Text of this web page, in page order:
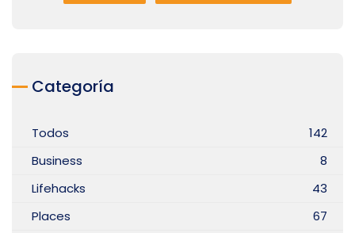
Categoría
Todos
142
Business
8
Lifehacks
43
Places
67